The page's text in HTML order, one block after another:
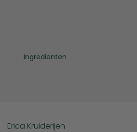
Ingrediënten
Erica Kruiderijen